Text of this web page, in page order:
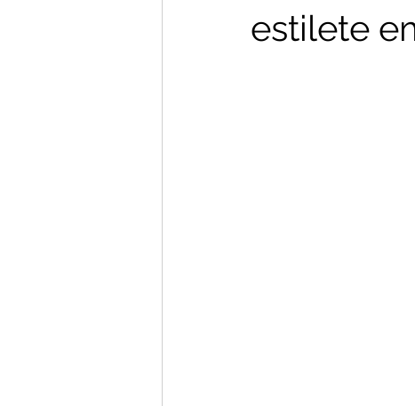
estilete